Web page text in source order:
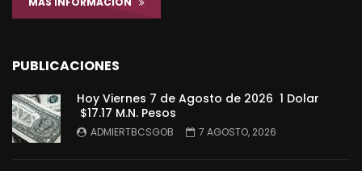
PUBLICACIONES
Hoy Viernes 7 de Agosto de 2026 1 Dolar
$17.17 M.N. Pesos
ADMIERTBCSGOB 7 AGOSTO, 2026